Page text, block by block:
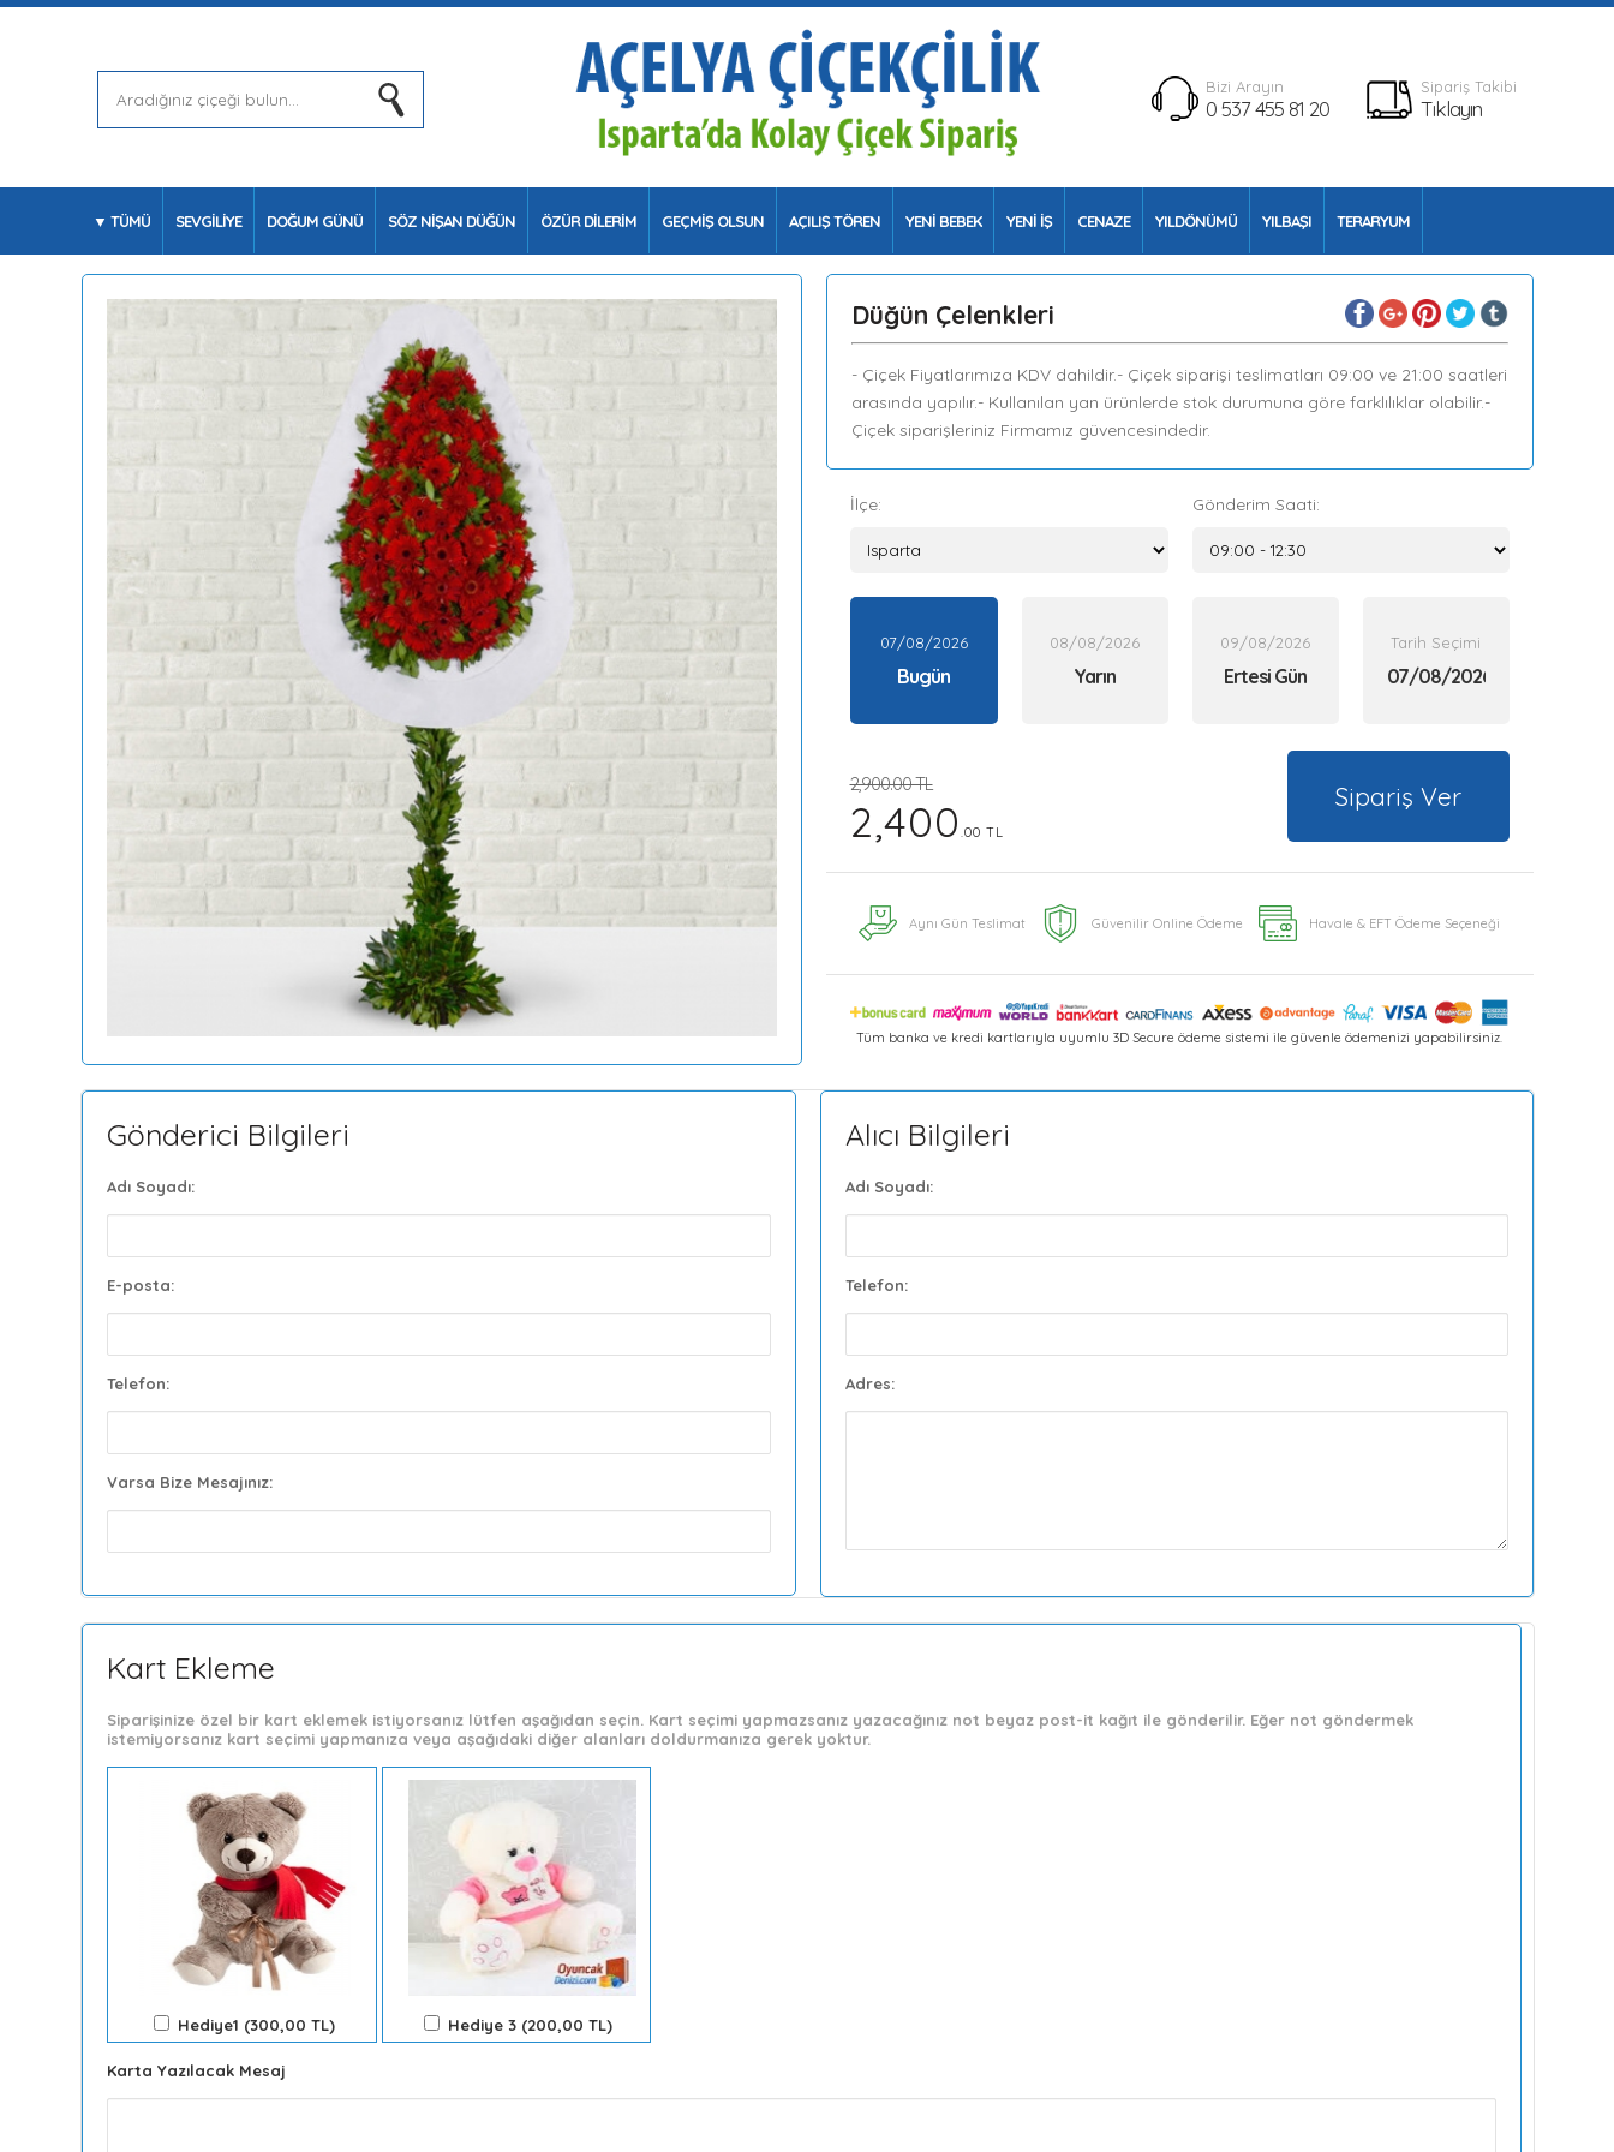
Bizi Arayın
0 537 455 81 20
Sipariş Takibi
Tıklayın
TÜMÜ SEVGİLİYE DOĞUM GÜNÜ SÖZ NİŞAN DÜĞÜN ÖZÜR DİLERİM GEÇMİŞ OLSUN AÇILIŞ TÖREN YENİ BEBEK YENİ İŞ CENAZE YILDÖNÜMÜ YILBAŞI TERARYUM
Düğün Çelenkleri
- Çiçek Fiyatlarımıza KDV dahildir.- Çiçek siparişi teslimatları 09:00 ve 21:00 saatleri
arasında yapılır.- Kullanılan yan ürünlerde stok durumuna göre farklılıklar olabilir.-
Çiçek siparişleriniz Firmamız güvencesindedir.
İlçe: Gönderim Saati:
07/08/2026
Bugün
08/08/2026
Yarın
09/08/2026
Ertesi Gün
Tarih Seçimi
2,900.00 TL
2,400 .00 TL
Sipariş Ver
Aynı Gün Teslimat Güvenilir Online Ödeme Havale & EFT Ödeme Seçeneği
Tüm banka ve kredi kartlarıyla uyumlu 3D Secure ödeme sistemi ile güvenle ödemenizi yapabilirsiniz.
Gönderici Bilgileri
Adı Soyadı:
E-posta:
Telefon:
Varsa Bize Mesajınız:
Alıcı Bilgileri
Adı Soyadı:
Telefon:
Adres:
Kart Ekleme
Siparişinize özel bir kart eklemek istiyorsanız lütfen aşağıdan seçin. Kart seçimi yapmazsanız yazacağınız not beyaz post-it kağıt ile gönderilir. Eğer not göndermek
istemiyorsanız kart seçimi yapmanıza veya aşağıdaki diğer alanları doldurmanıza gerek yoktur.
Hediye1 (300,00 TL) Hediye 3 (200,00 TL)
Karta Yazılacak Mesaj